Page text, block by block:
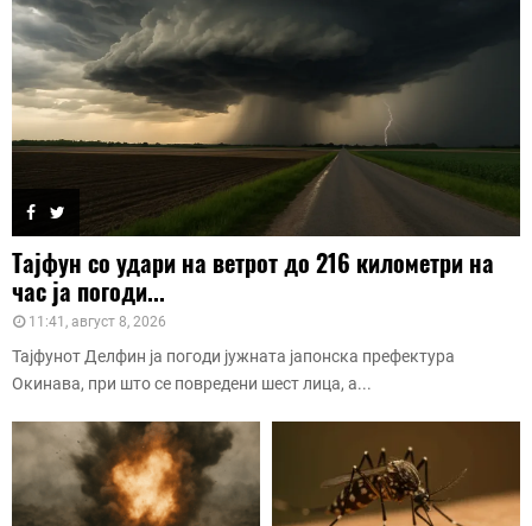
Тајфун со удари на ветрот до 216 километри на
час ја погоди...
11:41, август 8, 2026
Тајфунот Делфин ја погоди јужната јапонска префектура
Окинава, при што се повредени шест лица, а...